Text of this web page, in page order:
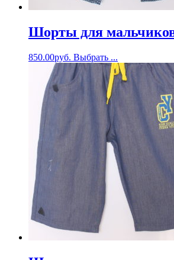
Шорты для
850.00руб. Выбрать ...